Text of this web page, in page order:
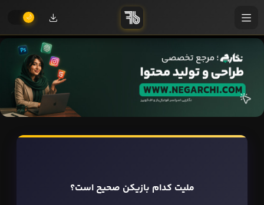
ملیت کدام بازیکن صحیح است؟